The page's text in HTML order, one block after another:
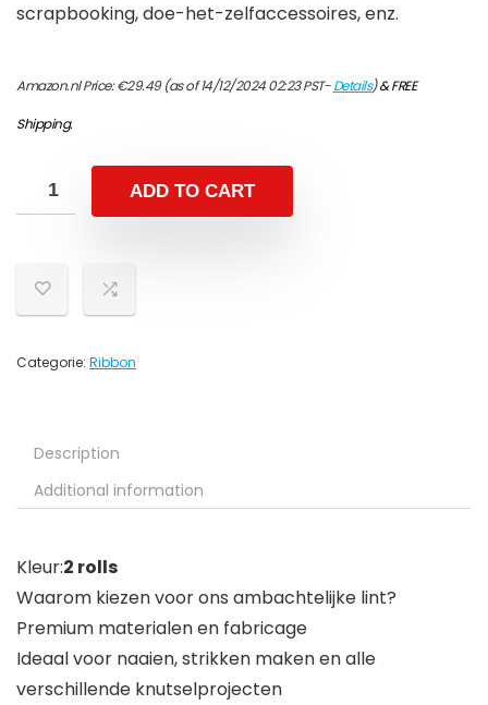
scrapbooking, doe-het-zelfaccessoires, enz.
Amazon.nl Price:€29.49(as of 14/12/2024 02:23 PST-Details)&FREE
Shipping.
ADD TO CART
Categorie: Ribbon
Description
Additional information
Kleur:2 rolls
Waarom kiezen voor ons ambachtelijke lint?
Premium materialen en fabricage
Ideaal voor naaien, strikken maken en alle
verschillende knutselprojecten